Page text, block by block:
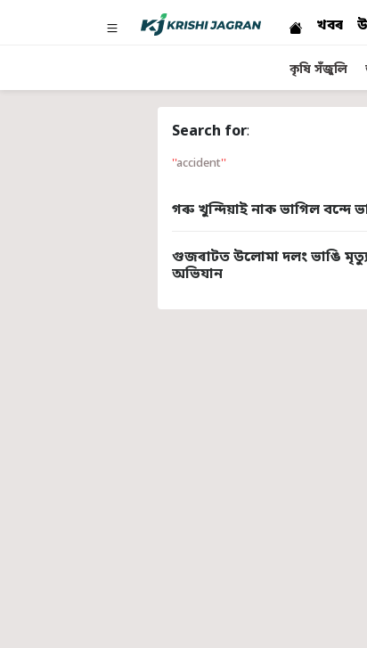
খবৰ
কৃষি সঁজুলি
Search for:
accident
গৰু খুন্দিয়াই নাক ভাগিল বন্দে
গুজৰাটত উলোমা দলং ভাঙি মৃত্যু
অভিযান